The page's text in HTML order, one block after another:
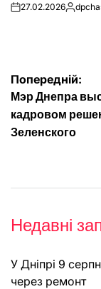
on27.02.2026
записів
Попередній:
Мэр Днепра
кадровом
Зеленского
Недавні
У Дніпрі 9
через ремонт